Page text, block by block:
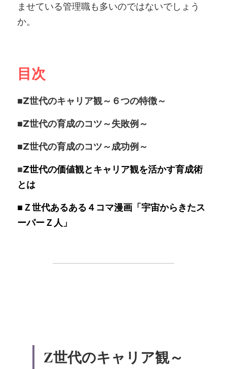
ませている管理職も多いのではないでしょう
か。
目次
■Z世代のキャリア観～６つの特徴～
■Z世代の育成のコツ～失敗例～
■Z世代の育成のコツ～成功例～
■Z世代の価値観とキャリア観を活かす育成術
とは
■ Ｚ世代あるある４コマ漫画「宇宙からきたス
ーパーＺ人」
Z世代のキャリア観～